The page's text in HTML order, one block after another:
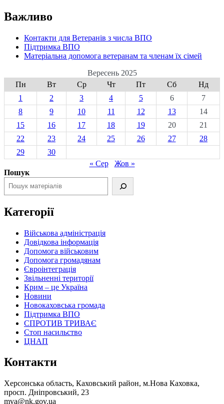
Важливо
Контакти для Ветеранів з числа ВПО
Підтримка ВПО
Матеріальна допомога ветеранам та членам їх сімей
Вересень 2025
Пн
Вт Ср Чт Пт Сб
Нд
1
2 3 4 5 6
7
8
9 10 11 12 13
14
15
16 17 18 19 20
21
22
23 24 25 26 27
28
29
30
« Сер
Жов »
Пошук
Категорії
Військова адміністрація
Довідкова інформація
Допомога військовим
Допомога громадянам
Євроінтеграція
Звільненні території
Крим – це Україна
Новини
Новокаховська громада
Підтримка ВПО
СПРОТИВ ТРИВАЄ
Стоп насильство
ЦНАП
Контакти
Херсонська область, Каховський район, м.Нова Каховка,
просп. Дніпровський, 23
mva@nk.gov.ua